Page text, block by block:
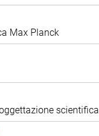
Max Planck
scientifica